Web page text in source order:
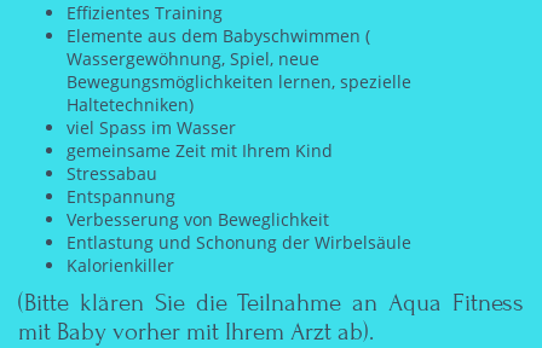
Effizientes Training
Elemente aus dem Babyschwimmen (
Wassergewöhnung, Spiel, neue
Bewegungsmöglichkeiten lernen, spezielle
Haltetechniken)
viel Spass im Wasser
gemeinsame Zeit mit Ihrem Kind
Stressabau
Entspannung
Verbesserung von Beweglichkeit
Entlastung und Schonung der Wirbelsäule
Kalorienkiller
(Bitte klären Sie die Teilnahme an Aqua Fitness
mit Baby vorher mit Ihrem Arzt ab).